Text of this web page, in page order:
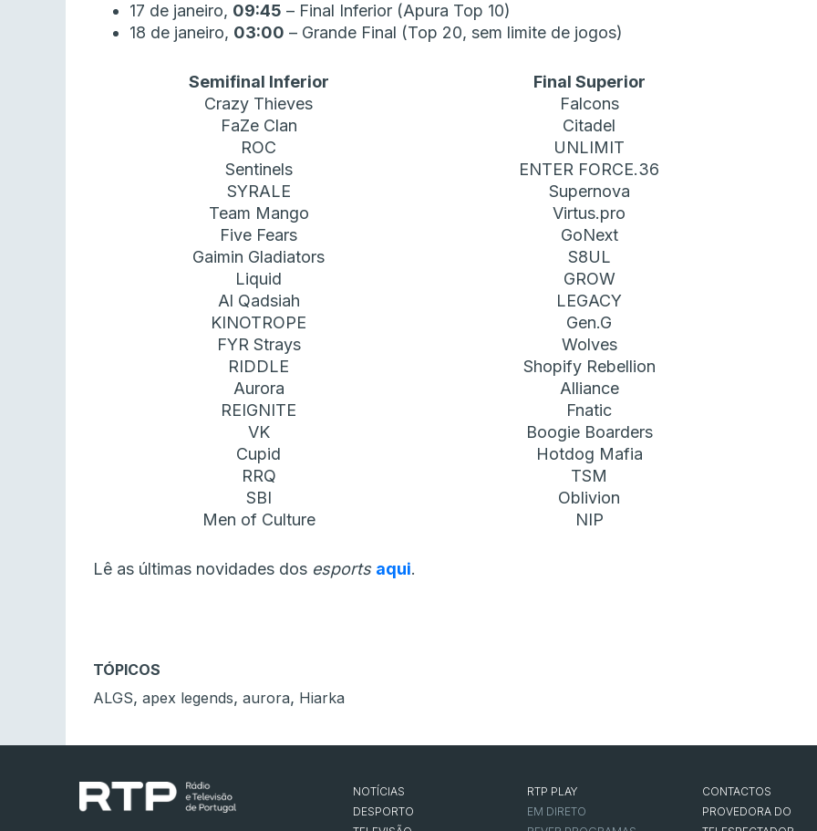
17 de janeiro, 09:45 – Final Inferior (Apura Top 10)
18 de janeiro, 03:00 – Grande Final (Top 20, sem limite de jogos)
Semifinal Inferior
Final Superior
Crazy Thieves
Falcons
FaZe Clan
Citadel
ROC
UNLIMIT
Sentinels
ENTER FORCE.36
SYRALE
Supernova
Team Mango
Virtus.pro
Five Fears
GoNext
Gaimin Gladiators
S8UL
Liquid
GROW
Al Qadsiah
LEGACY
KINOTROPE
Gen.G
FYR Strays
Wolves
RIDDLE
Shopify Rebellion
Aurora
Alliance
REIGNITE
Fnatic
VK
Boogie Boarders
Cupid
Hotdog Mafia
RRQ
TSM
SBI
Oblivion
Men of Culture
NIP
Lê as últimas novidades dos esports aqui.
TÓPICOS
ALGS, apex legends, aurora, Hiarka
NOTÍCIAS
DESPORTO
RTP PLAY
EM DIRETO
CONTACTOS
PROVEDORA DO